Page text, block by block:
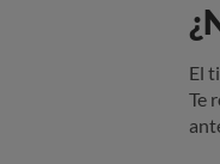
El
Te